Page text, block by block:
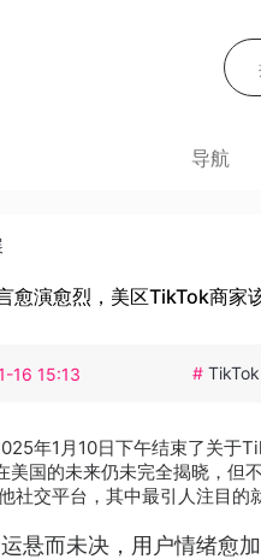
导航
愈演愈烈，美区TikTok商家
16 15:13 # TikTok
年1月10日下午结束了关于
美国的未来仍未完全揭晓，但
社交平台，其中最引人注目
悬而未决，用户情绪愈